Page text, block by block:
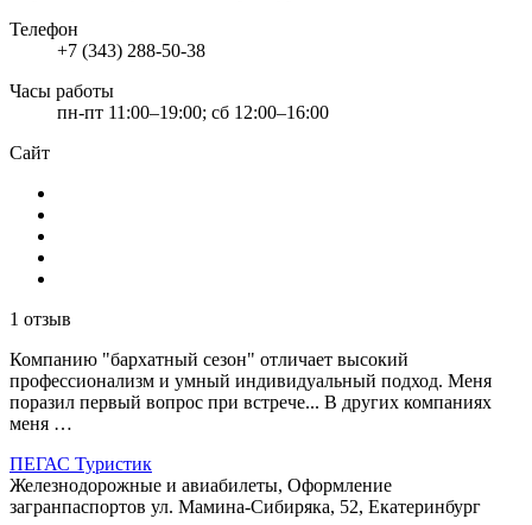
Телефон
+7 (343) 288-50-38
Часы работы
пн-пт 11:00–19:00; сб 12:00–16:00
Сайт
1 отзыв
Компанию "бархатный сезон" отличает высокий
профессионализм и умный индивидуальный подход. Меня
поразил первый вопрос при встрече... В других компаниях
меня …
ПЕГАС Туристик
Железнодорожные и авиабилеты, Оформление
загранпаспортов ул. Мамина-Сибиряка, 52, Екатеринбург